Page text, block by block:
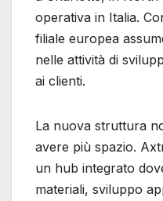
operativa in Italia.
filiale europea
nelle attività di
ai clienti.
La nuova struttura
avere più spazio.
un hub integrato
materiali, sviluppo